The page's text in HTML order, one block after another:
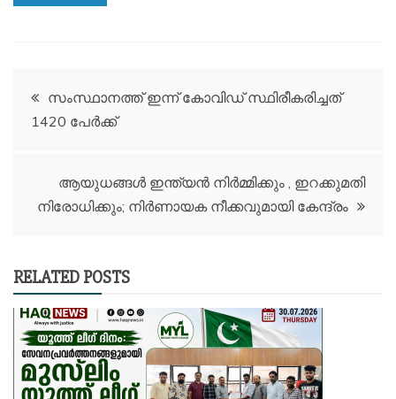
Post
navigation
സംസ്ഥാനത്ത് ഇന്ന് കോവിഡ് സ്ഥിരീകരിച്ചത്
1420 പേർക്ക്
ആയുധങ്ങൾ ഇന്ത്യൻ നിർമ്മിക്കും , ഇറക്കുമതി
നിരോധിക്കും; നിർണായക നീക്കവുമായി കേന്ദ്രം
RELATED POSTS